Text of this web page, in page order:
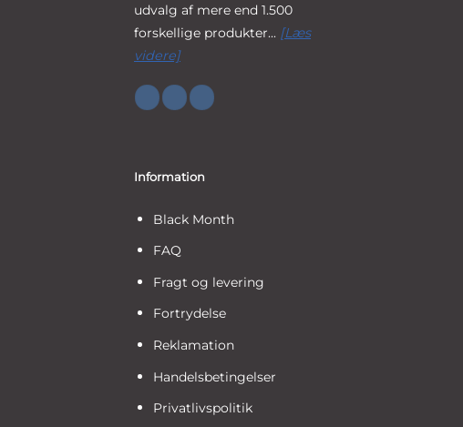
udvalg af mere end 1.500
forskellige produkter... [Læs
videre]
Information
Black Month
FAQ
Fragt og levering
Fortrydelse
Reklamation
Handelsbetingelser
Privatlivspolitik